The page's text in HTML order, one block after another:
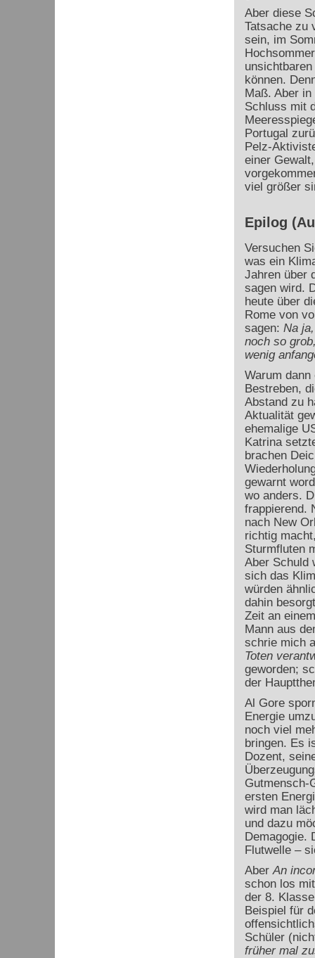
Aber diese
Tatsache zu
sein, im
können.
Maß. Aber
Schluss mit
Portugal
Pelz-
einer
viel größer
Epilog
Versuchen
was ein
Jahren über
sagen wird.
heute über
Rome von
sagen: Na
noch so
wenig
Warum dann
Bestreben,
Abstand zu
Aktualität
ehemalige
Katrina
brachen
gewarnt
wo anders.
frappierend.
nach New
richtig
Sturmfluten
Aber Schuld
sich das
würden
dahin
Zeit an
Mann aus
schrie mich
Toten
geworden;
der
Al Gore
Energie
noch viel
bringen. Es
Dozent,
Gutmensch-
ersten
wird man
und dazu
Demagogie.
Flutwelle –
AberAn
schon los
der 8.
Beispiel für
Schüler
früher mal